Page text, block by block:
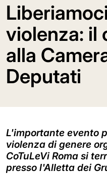
violenza: il
alla
Deputati
L'importante evento
violenza di genere
CoTuLeVi Roma si
presso l'Alletta dei